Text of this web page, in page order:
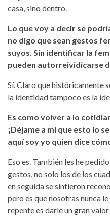
casa, sino dentro.
Lo que voy a decir se
no digo que sean gestos
suyos. Sin identificar la
pueden autorreividicarse
Sí. Claro que históricamente
la identidad tampoco es la
Es como volver a lo
¡Déjame a mí que esto lo
aquí soy yo quien dice
Eso es. También les he
gestos, no solo los de los
en seguida se sintieron
pero es que nosotras nunca
repente es darle un gran